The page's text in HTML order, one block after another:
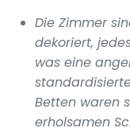
Die Zimmer
dekoriert,
was eine
Betten waren
erholsamen